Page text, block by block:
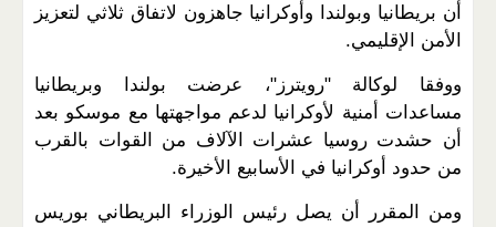
أن بريطانيا وبولندا وأوكرانيا جاهزون لاتفاق ثلاثي لتعزيز
الأمن الإقليمي.
ووفقا لوكالة "رويترز"، عرضت بولندا وبريطانيا
مساعدات أمنية لأوكرانيا لدعم مواجهتها مع موسكو بعد
أن حشدت روسيا عشرات الآلاف من القوات بالقرب
من حدود أوكرانيا في الأسابيع الأخيرة.
ومن المقرر أن يصل رئيس الوزراء البريطاني بوريس